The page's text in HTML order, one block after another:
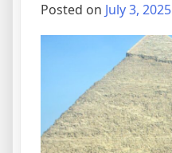
Posted on July 3, 2025